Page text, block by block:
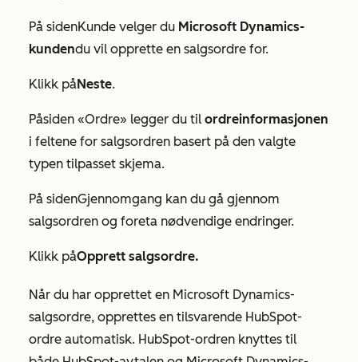
På sidenKunde velger du Microsoft Dynamics-
kundendu vil opprette en salgsordre for.
Klikk påNeste.
Påsiden «Ordre» legger du til ordreinformasjonen
i feltene for salgsordren basert på den valgte
typen tilpasset skjema.
På sidenGjennomgang kan du gå gjennom
salgsordren og foreta nødvendige endringer.
Klikk påOpprett salgsordre.
Når du har opprettet en Microsoft Dynamics-
salgsordre, opprettes en tilsvarende HubSpot-
ordre automatisk. HubSpot-ordren knyttes til